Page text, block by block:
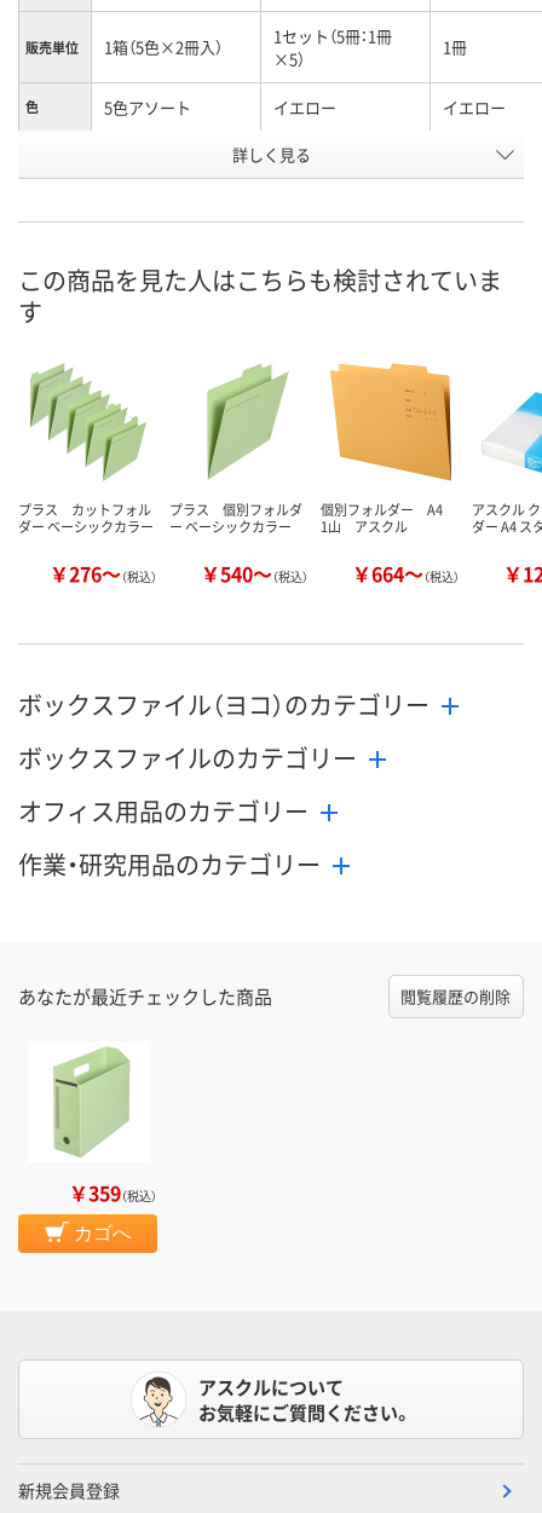
販売単位 1箱（5色×2冊入）
1セット（5冊：1冊
×5）
1冊
色 5色アソート イエロー イエロー
1266741
8月10日（月）
カゴへ カゴへ
詳しく見る
この商品を見た人はこちらも検討されていま
す
プラス カットフォル
ダー ベーシックカラー
￥276～（税込）
プラス 個別フォルダ
ー ベーシックカラー
￥540～（税込）
個別フォルダー A4
1山 アスクル
￥664～（税込）
アスクル
ダー A4 ス
￥
ボックスファイル（ヨコ）のカテゴリー
ボックスファイルのカテゴリー
オフィス用品のカテゴリー
作業・研究用品のカテゴリー
あなたが最近チェックした商品 閲覧履歴の削除
￥359（税込）
カゴへ
アスクルについて
お気軽にご質問ください。
新規会員登録